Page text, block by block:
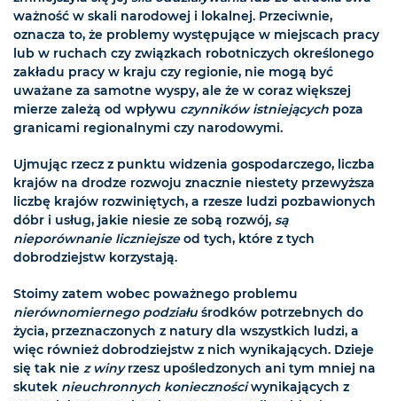
ważność w skali narodowej i lokalnej. Przeciwnie,
oznacza to, że problemy występujące w miejscach pracy
lub w ruchach czy związkach robotniczych określonego
zakładu pracy w kraju czy regionie, nie mogą być
uważane za samotne wyspy, ale że w coraz większej
mierze zależą od wpływu czynników istniejących poza
granicami regionalnymi czy narodowymi.
Ujmując rzecz z punktu widzenia gospodarczego, liczba
krajów na drodze rozwoju znacznie niestety przewyższa
liczbę krajów rozwiniętych, a rzesze ludzi pozbawionych
dóbr i usług, jakie niesie ze sobą rozwój, są
nieporównanie liczniejszeod tych, które z tych
dobrodziejstw korzystają.
Stoimy zatem wobec poważnego problemu
nierównomiernego podziałuśrodków potrzebnych do
życia, przeznaczonych z natury dla wszystkich ludzi, a
więc również dobrodziejstw z nich wynikających. Dzieje
się tak nie z winyrzesz upośledzonych ani tym mniej na
skutek nieuchronnych koniecznościwynikających z